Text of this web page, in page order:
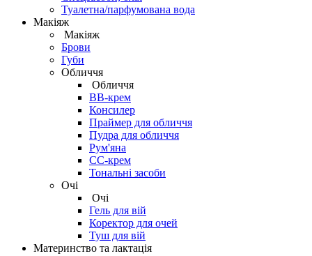
Туалетна/парфумована вода
Макіяж
Макіяж
Брови
Губи
Обличчя
Обличчя
BB-крем
Консилер
Праймер для обличчя
Пудра для обличчя
Рум'яна
СС-крем
Тональні засоби
Очі
Очі
Гель для вій
Коректор для очей
Туш для вій
Материнство та лактація